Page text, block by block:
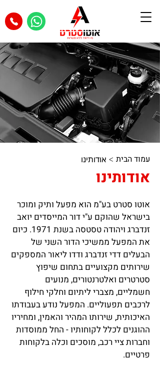
עמוד הבית > אודותינו
אודותינו
אוטו סטרט בע"מ הוא מפעל ותיק ומוכר
בישראל שהוקם ע"י דור המייסדים יואב
זנדברג ויהודה טסטסה בשנת 1971. כיום
את המפעל ממשיכי הדור השני של
הבעלים דדי זנדברג ודדו ליאור המספקים
שירותים מקצועיים בתחום שיפוץ
סטרטרים ואלטרנטורים, מנועים
חשמליים, מצברי ליתיום וחלקי חילוף
לרכבים תפעוליים. המפעל נודע בעבודתו
האיכותית, שירותו המהיר והאמין, ומחיריו
ההוגנים לכלל לקוחותיו - החל ממוסדות
וחברות ציי רכב, מוסכים וכלה בלקוחות
פרטיים.